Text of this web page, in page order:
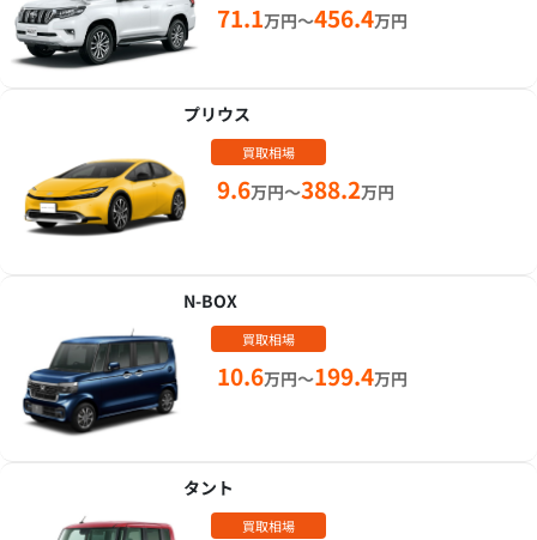
71.1万円～456.4万円
プリウス
買取相場
9.6万円～388.2万円
N-BOX
買取相場
10.6万円～199.4万円
タント
買取相場